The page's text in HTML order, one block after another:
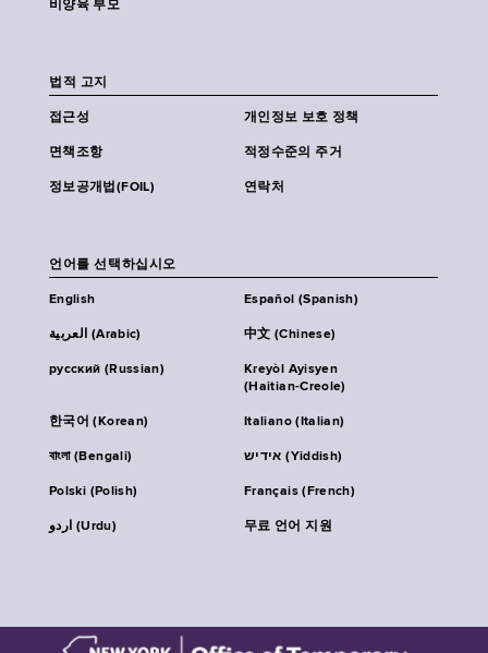
비양육 부모
법적 고지
접근성 개인정보 보호 정책
면책조항 적정수준의 주거
정보공개법(FOIL) 연락처
언어를 선택하십시오
English Español (Spanish)
العربية (Arabic) 中文 (Chinese)
русский (Russian)
Kreyòl Ayisyen
(Haitian-Creole)
한국어 (Korean) Italiano (Italian)
বাংলা (Bengali) אידיש (Yiddish)
Polski (Polish) Français (French)
اردو (Urdu) 무료 언어 지원